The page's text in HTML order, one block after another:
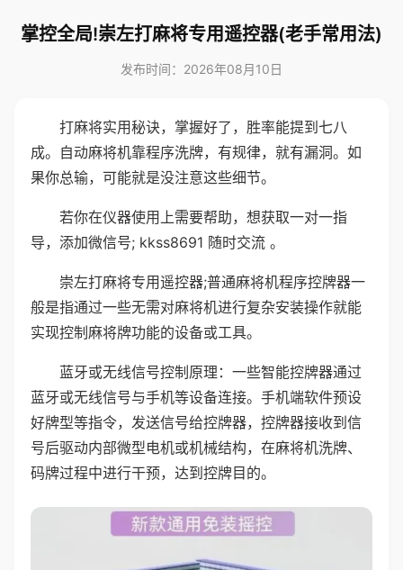
掌控全局!崇左打麻将专用遥控器(老手常用法)
发布时间：2026年08月10日
打麻将实用秘诀，掌握好了，胜率能提到七八
成。自动麻将机靠程序洗牌，有规律，就有漏洞。如
果你总输，可能就是没注意这些细节。
若你在仪器使用上需要帮助，想获取一对一指
导，添加微信号; kkss8691 随时交流 。
崇左打麻将专用遥控器;普通麻将机程序控牌器一
般是指通过一些无需对麻将机进行复杂安装操作就能
实现控制麻将牌功能的设备或工具。
蓝牙或无线信号控制原理：一些智能控牌器通过
蓝牙或无线信号与手机等设备连接。手机端软件预设
好牌型等指令，发送信号给控牌器，控牌器接收到信
号后驱动内部微型电机或机械结构，在麻将机洗牌、
码牌过程中进行干预，达到控牌目的。